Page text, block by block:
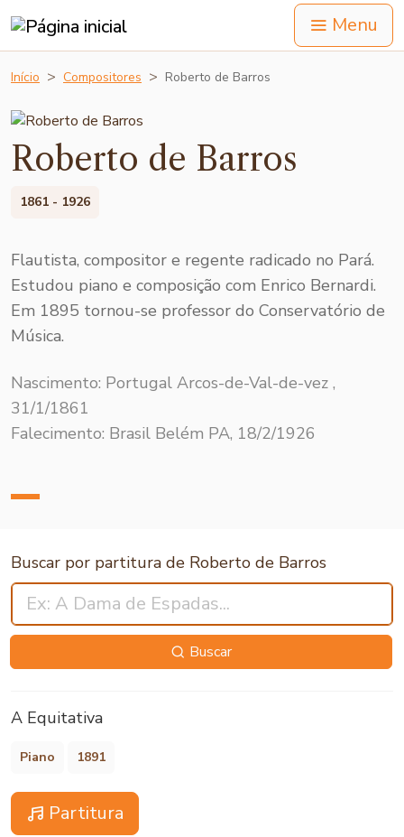
Menu
Início Compositores Roberto de Barros
Roberto de Barros
1861 - 1926
Flautista, compositor e regente radicado no Pará.
Estudou piano e composição com Enrico Bernardi.
Em 1895 tornou-se professor do Conservatório de
Música.
Nascimento: Portugal Arcos-de-Val-de-vez ,
31/1/1861
Falecimento: Brasil Belém PA, 18/2/1926
Buscar por partitura de Roberto de Barros
Buscar
A Equitativa
Piano 1891
Partitura